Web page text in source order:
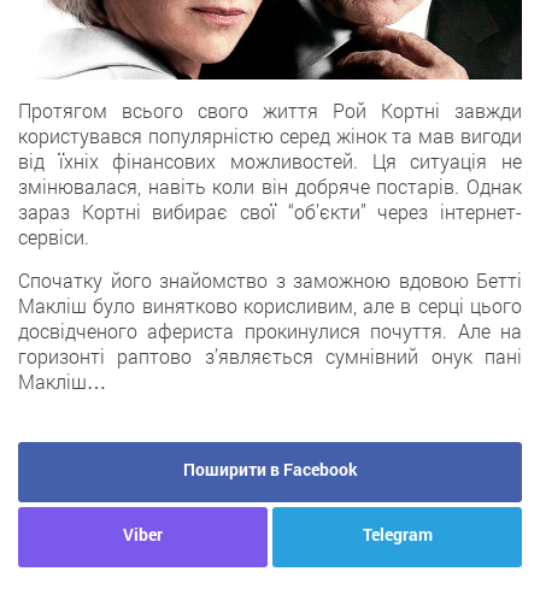
Протягом всього свого життя Рой Кортні завжди
користувався популярністю серед жінок та мав вигоди
від їхніх фінансових можливостей. Ця ситуація не
змінювалася, навіть коли він добряче постарів. Однак
зараз Кортні вибирає свої “об’єкти” через інтернет-
сервіси.
Спочатку його знайомство з заможною вдовою Бетті
Макліш було винятково корисливим, але в серці цього
досвідченого афериста прокинулися почуття. Але на
горизонті раптово з’являється сумнівний онук пані
Макліш…
Поширити в Facebook
Viber Telegram